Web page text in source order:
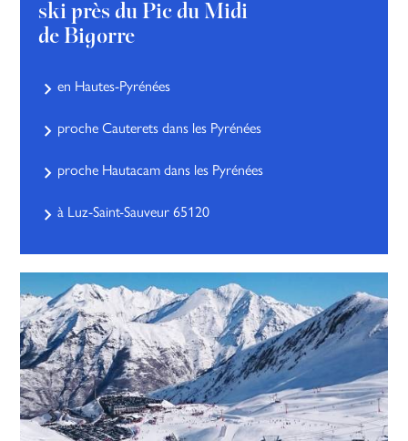
ski près du Pic du Midi
de Bigorre
en Hautes-Pyrénées
proche Cauterets dans les Pyrénées
proche Hautacam dans les Pyrénées
à Luz-Saint-Sauveur 65120